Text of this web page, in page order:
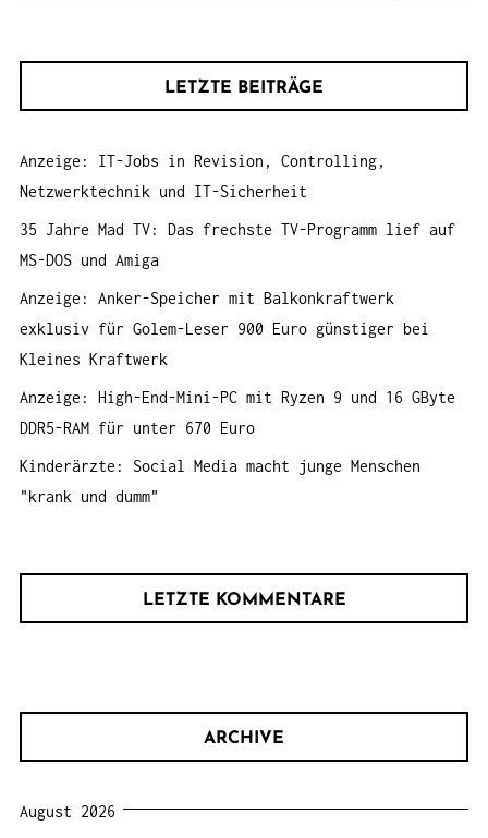
T
a
c
h
:
LETZTE BEITRÄGE
Anzeige: IT-Jobs in Revision, Controlling,
Netzwerktechnik und IT-Sicherheit
35 Jahre Mad TV: Das frechste TV-Programm lief auf
MS-DOS und Amiga
Anzeige: Anker-Speicher mit Balkonkraftwerk
exklusiv für Golem-Leser 900 Euro günstiger bei
Kleines Kraftwerk
Anzeige: High-End-Mini-PC mit Ryzen 9 und 16 GByte
DDR5-RAM für unter 670 Euro
Kinderärzte: Social Media macht junge Menschen
"krank und dumm"
LETZTE KOMMENTARE
ARCHIVE
August 2026